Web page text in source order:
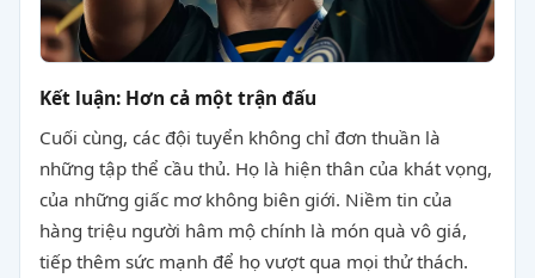
Kết luận: Hơn cả một trận đấu
Cuối cùng, các đội tuyển không chỉ đơn thuần là
những tập thể cầu thủ. Họ là hiện thân của khát vọng,
của những giấc mơ không biên giới. Niềm tin của
hàng triệu người hâm mộ chính là món quà vô giá,
tiếp thêm sức mạnh để họ vượt qua mọi thử thách.